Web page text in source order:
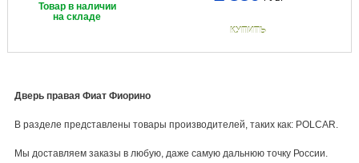
Товар в наличии
на складе
КУПИТЬ
Дверь правая Фиат Фиорино
В разделе представлены товары производителей, таких как: POLCAR.
Мы доставляем заказы в любую, даже самую дальнюю точку России.